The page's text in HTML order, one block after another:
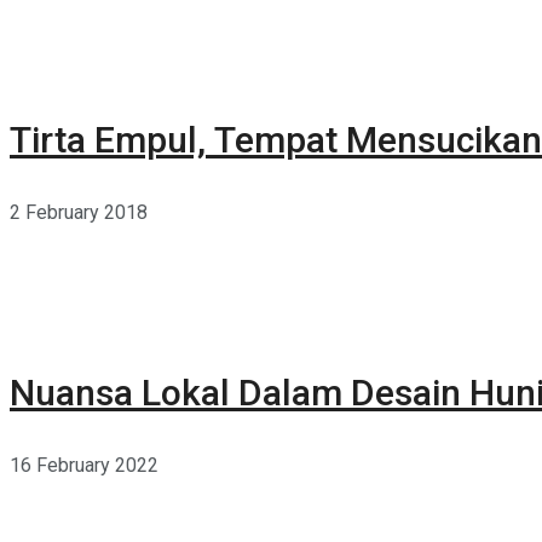
Tirta Empul, Tempat
2 February 2018
Nuansa Lokal Dalam Desain
16 February 2022